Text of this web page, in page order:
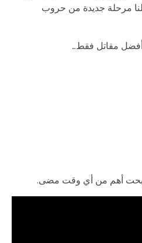
مرحلة جديدة من حروب
أفضل مقاتل فقط…